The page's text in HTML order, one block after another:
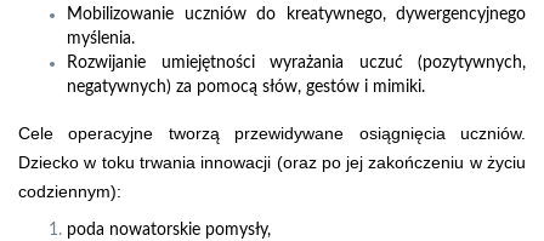
Mobilizowanie uczniów do kreatywnego, dywergencyjnego
myślenia.
Rozwijanie umiejętności wyrażania uczuć (pozytywnych,
negatywnych) za pomocą słów, gestów i mimiki.
Cele operacyjne tworzą przewidywane osiągnięcia uczniów.
Dziecko w toku trwania innowacji (oraz po jej zakończeniu w życiu
codziennym):
poda nowatorskie pomysły,